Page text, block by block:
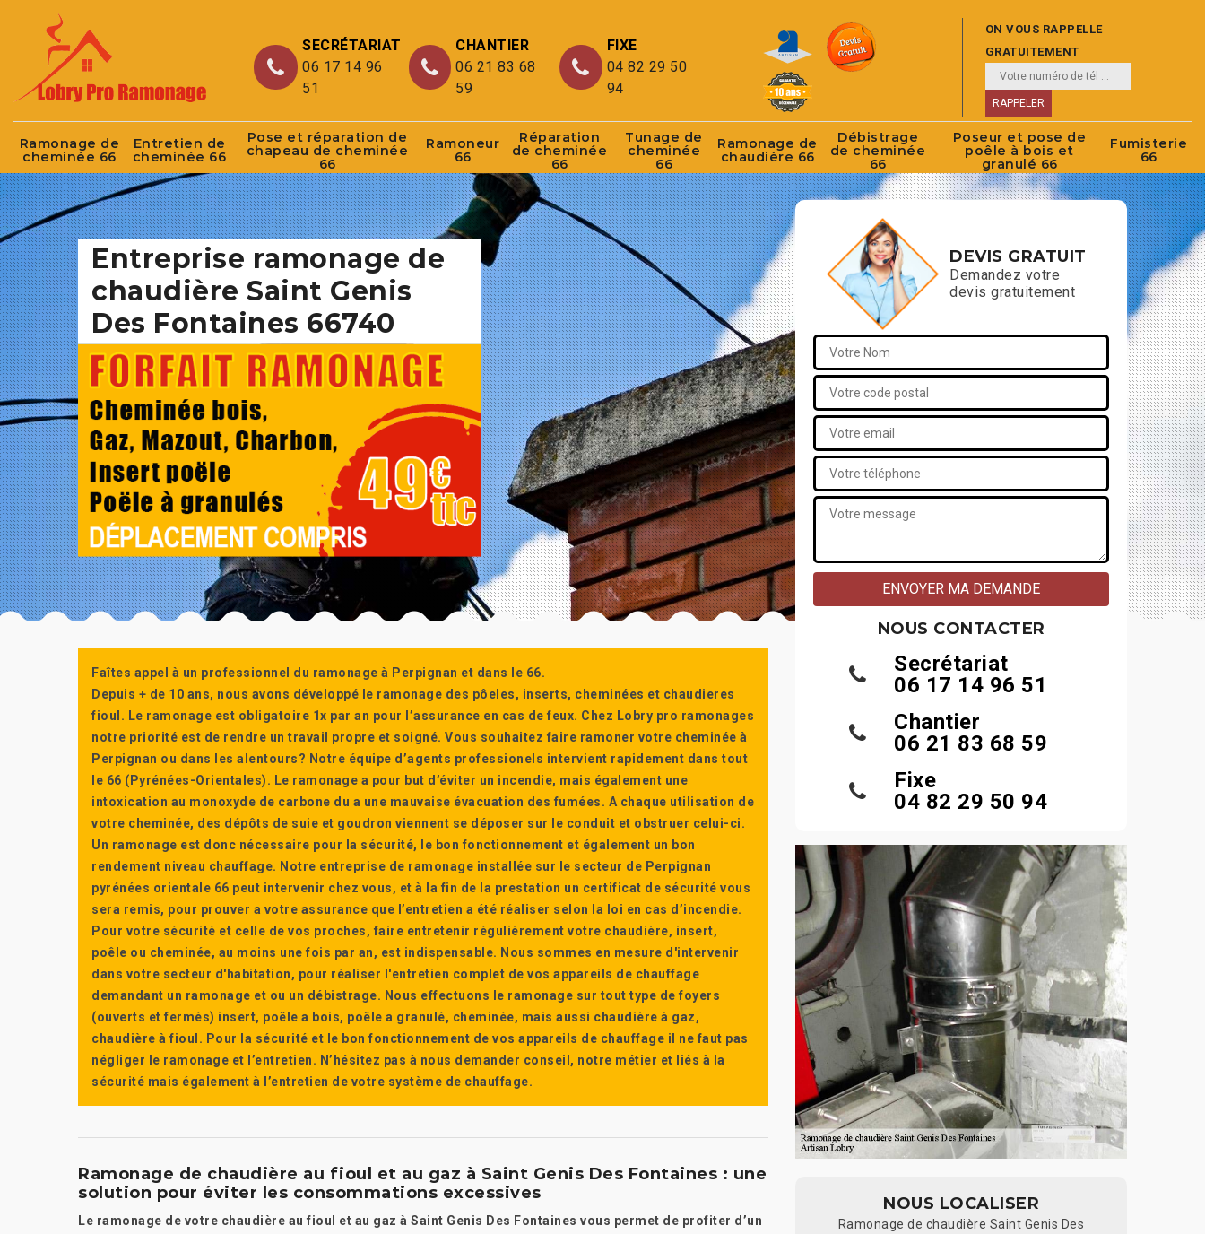
SECRÉTARIAT
06 17 14 96
51
CHANTIER
06 21 83 68
59
FIXE
04 82 29 50
94
ON VOUS RAPPELLE
GRATUITEMENT
Ramonage de
cheminée 66
Entretien de
cheminée 66
Pose et réparation de
chapeau de cheminée
66
Ramoneur
66
Réparation
de cheminée
66
Tunage de
cheminée
66
Ramonage de
chaudière 66
Débistrage
de cheminée
66
Poseur et pose de
poêle à bois et
granulé 66
Fumisterie
66
Entreprise ramonage de
chaudière Saint Genis
Des Fontaines 66740
Faîtes appel à un professionnel du ramonage à Perpignan et dans le 66.
Depuis + de 10 ans, nous avons développé le ramonage des pôeles, inserts, cheminées et chaudieres
fioul. Le ramonage est obligatoire 1x par an pour l’assurance en cas de feux. Chez Lobry pro ramonages
notre priorité est de rendre un travail propre et soigné. Vous souhaitez faire ramoner votre cheminée à
Perpignan ou dans les alentours? Notre équipe d’agents professionels intervient rapidement dans tout
le 66 (Pyrénées-Orientales). Le ramonage a pour but d’éviter un incendie, mais également une
intoxication au monoxyde de carbone du a une mauvaise évacuation des fumées. A chaque utilisation de
votre cheminée, des dépôts de suie et goudron viennent se déposer sur le conduit et obstruer celui-ci.
Un ramonage est donc nécessaire pour la sécurité, le bon fonctionnement et également un bon
rendement niveau chauffage. Notre entreprise de ramonage installée sur le secteur de Perpignan
pyrénées orientale 66 peut intervenir chez vous, et à la fin de la prestation un certificat de sécurité vous
sera remis, pour prouver a votre assurance que l’entretien a été réaliser selon la loi en cas d’incendie.
Pour votre sécurité et celle de vos proches, faire entretenir régulièrement votre chaudière, insert,
poêle ou cheminée, au moins une fois par an, est indispensable. Nous sommes en mesure d'intervenir
dans votre secteur d'habitation, pour réaliser l'entretien complet de vos appareils de chauffage
demandant un ramonage et ou un débistrage. Nous effectuons le ramonage sur tout type de foyers
(ouverts et fermés) insert, poêle a bois, poêle a granulé, cheminée, mais aussi chaudière à gaz,
chaudière à fioul. Pour la sécurité et le bon fonctionnement de vos appareils de chauffage il ne faut pas
négliger le ramonage et l’entretien. N’hésitez pas à nous demander conseil, notre métier et liés à la
sécurité mais également à l’entretien de votre système de chauffage.
Ramonage de chaudière au fioul et au gaz à Saint Genis Des Fontaines : une
solution pour éviter les consommations excessives
Le ramonage de votre chaudière au fioul et au gaz à Saint Genis Des Fontaines vous permet de profiter d’un
DEVIS GRATUIT
Demandez votre
devis gratuitement
NOUS CONTACTER
Secrétariat
06 17 14 96 51
Chantier
06 21 83 68 59
Fixe
04 82 29 50 94
NOUS LOCALISER
Ramonage de chaudière Saint Genis Des